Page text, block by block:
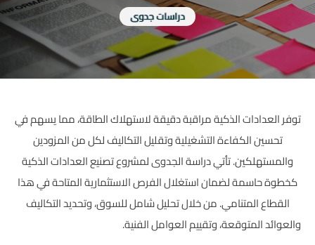
دراسات جدوى
توفر العدادات الذكية مراقبة دقيقة لاستهلاك الطاقة، مما يسهم في
تحسين الكفاءة التشغيلية وتقليل التكاليف لكل من المزودين
والمستهلكين. تأتي دراسة الجدوى لمشروع تصنيع العدادات الذكية
كخطوة حاسمة لضمان استغلال الفرص الاستثمارية المتاحة في هذا
القطاع المتنامي. من خلال تحليل شامل للسوق، وتحديد التكاليف
والعوائد المتوقعة، وتقييم العوامل الفنية.